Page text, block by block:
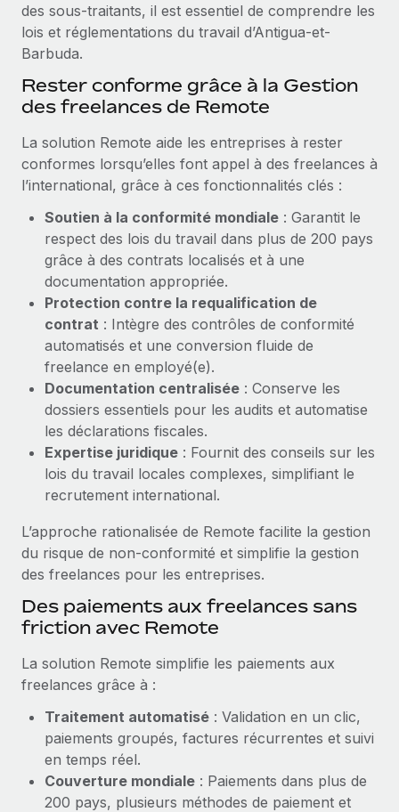
Remote Watchtower
Gardez un temps d’avance sur les risques en
Gestion des appareils
dans le monde entier
Création d’entité
Établissez des entités rapidement et en toute
conformité
Mobilité et déménagement international
Organisez facilement le déménagement de vos
employés
Avantages sociaux
Gérez facilement les avantages sociaux
BLOG
Paie multipays
EOR et PEO
Taxes
BLOG
Mises à jour des produits de Remote :
Intégrations Gusto et Xero et Gestion des
freelances Plus
Remote a toujours pour mission d'aider les entreprises de
toute taille à embaucher, gérer et payer...
En savoir plus
Comment Phiture gère ses 55 employés
répartis dans 19 pays grâce à Remote
Phiture, un leader notable du conseil en matière de
croissance mobile internationale, encourage les...
des sous-traitants, il est essentiel de comprendre les
lois et réglementations du travail d’Antigua-et-
Barbuda.
Rester conforme grâce à la Gestion
des freelances de Remote
La solution Remote aide les entreprises à rester
conformes lorsqu’elles font appel à des freelances à
l’international, grâce à ces fonctionnalités clés :
Soutien à la conformité mondiale : Garantit le
respect des lois du travail dans plus de 200 pays
grâce à des contrats localisés et à une
documentation appropriée.
Protection contre la requalification de
contrat : Intègre des contrôles de conformité
automatisés et une conversion fluide de
freelance en employé(e).
Documentation centralisée : Conserve les
dossiers essentiels pour les audits et automatise
les déclarations fiscales.
Expertise juridique : Fournit des conseils sur les
lois du travail locales complexes, simplifiant le
recrutement international.
L’approche rationalisée de Remote facilite la gestion
du risque de non‑conformité et simplifie la gestion
des freelances pour les entreprises.
Des paiements aux freelances sans
friction avec Remote
La solution Remote simplifie les paiements aux
freelances grâce à :
Traitement automatisé : Validation en un clic,
paiements groupés, factures récurrentes et suivi
en temps réel.
Couverture mondiale : Paiements dans plus de
200 pays, plusieurs méthodes de paiement et